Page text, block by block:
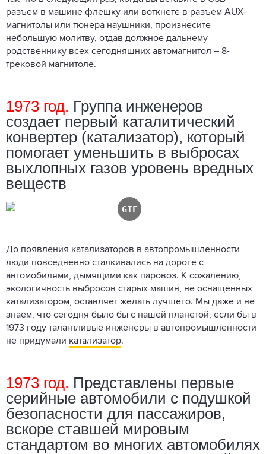
разъем в машине флешку или воткнете в разъем AUX-
магнитолы или тюнера наушники, произнесите
небольшую молитву, отдав должное дальнему
родственнику всех сегодняшних автомагнитол – 8-
трековой магнитоле.
1973 год. Группа инженеров
создает первый каталитический
конвертер (катализатор), который
помогает уменьшить в выбросах
выхлопных газов уровень вредных
веществ
До появления катализаторов в автопромышленности
люди повседневно сталкивались на дороге с
автомобилями, дымящими как паровоз. К сожалению,
экологичность выбросов старых машин, не оснащенных
катализатором, оставляет желать лучшего. Мы даже и не
знаем, что сегодня было бы с нашей планетой, если бы в
1973 году талантливые инженеры в автопромышленности
не придумали катализатор.
1973 год. Представлены первые
серийные автомобили с подушкой
безопасности для пассажиров,
вскоре ставшей мировым
стандартом во многих автомобилях